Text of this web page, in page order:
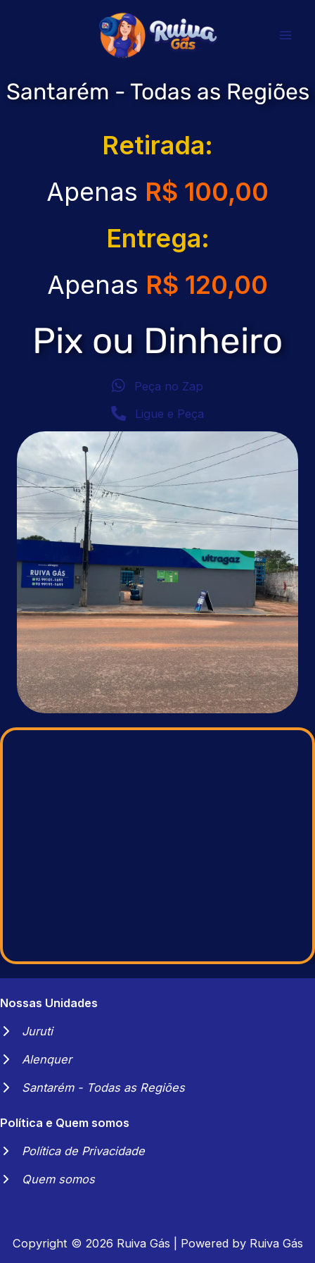
Santarém - Todas as Regiões
Retirada:
Apenas R$ 100,00
Entrega:
Apenas R$ 120,00
Pix ou Dinheiro
Peça no Zap
Ligue e Peça
Nossas Unidades
Juruti
Alenquer
Santarém - Todas as Regiões
Política e Quem somos
Política de Privacidade
Quem somos
Copyright © 2026 Ruiva Gás | Powered by Ruiva Gás